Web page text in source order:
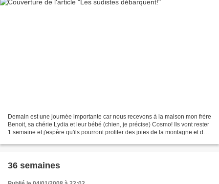
Demain est une journée importante car nous recevons à la maison mon frère
Benoit, sa chérie Lydia et leur bébé (chien, je précise) Cosmo! Ils vont rester
1 semaine et j'espère qu'ils pourront profiter des joies de la montagne et de
36 semaines